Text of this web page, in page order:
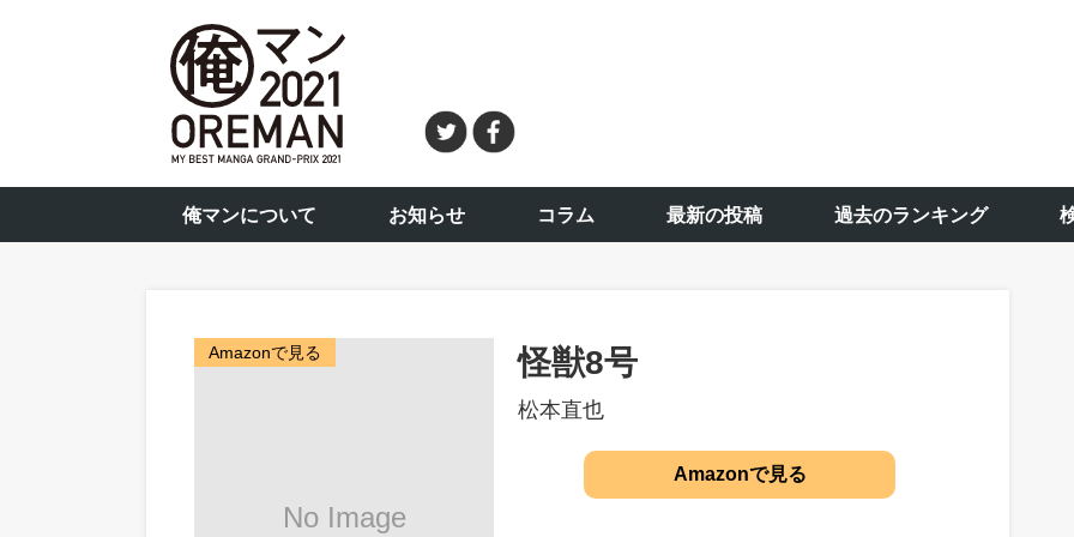
俺マンについて お知らせ コラム 最新の投稿 過去のランキング
Amazonで見る 怪獣8号
松本直也
Amazonで見る